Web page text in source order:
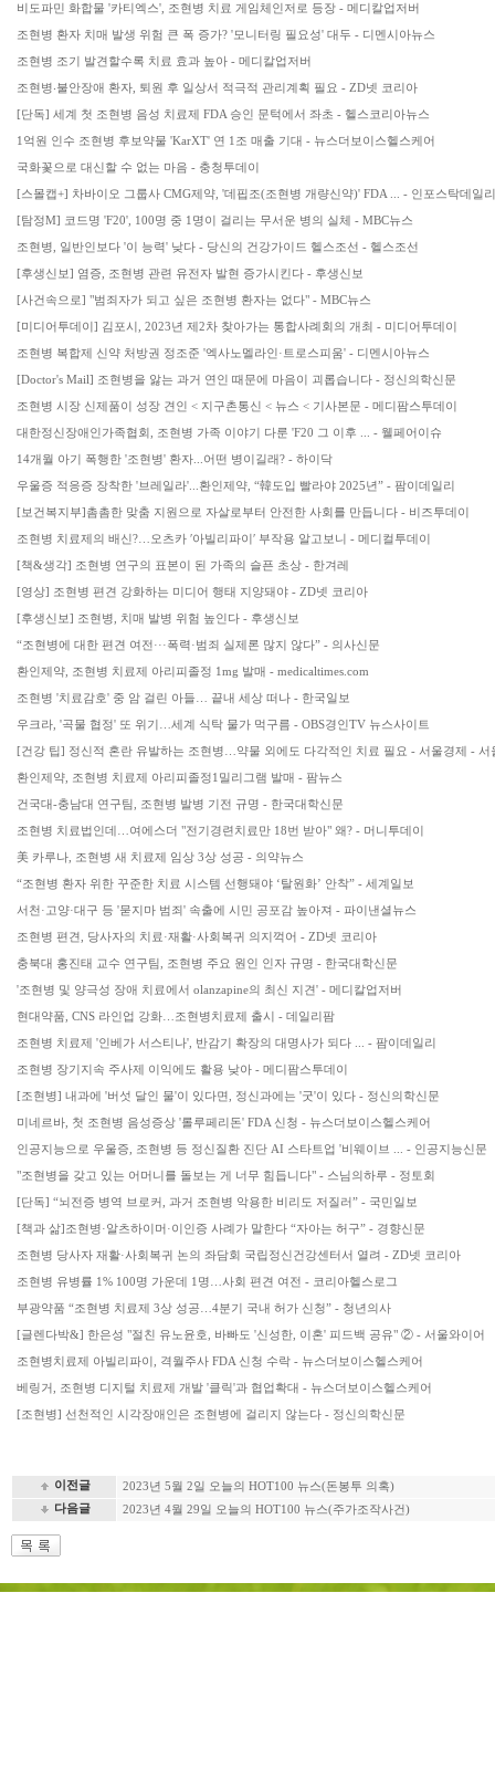
비도파민 화합물 '카티엑스', 조현병 치료 게임체인저로 등장 - 메디칼업저버
조현병 환자 치매 발생 위험 큰 폭 증가? '모니터링 필요성' 대두 - 디멘시아뉴스
조현병 조기 발견할수록 치료 효과 높아 - 메디칼업저버
조현병‧불안장애 환자, 퇴원 후 일상서 적극적 관리계획 필요 - ZD넷 코리아
[단독] 세계 첫 조현병 음성 치료제 FDA 승인 문턱에서 좌초 - 헬스코리아뉴스
1억원 인수 조현병 후보약물 'KarXT' 연 1조 매출 기대 - 뉴스더보이스헬스케어
국화꽃으로 대신할 수 없는 마음 - 충청투데이
[스몰캡+] 차바이오 그룹사 CMG제약, '데핍조(조현병 개량신약)' FDA ... - 인포스탁데일리
[탐정M] 코드명 'F20', 100명 중 1명이 걸리는 무서운 병의 실체 - MBC뉴스
조현병, 일반인보다 '이 능력' 낮다 - 당신의 건강가이드 헬스조선 - 헬스조선
[후생신보] 염증, 조현병 관련 유전자 발현 증가시킨다 - 후생신보
[사건속으로] "범죄자가 되고 싶은 조현병 환자는 없다" - MBC뉴스
[미디어투데이] 김포시, 2023년 제2차 찾아가는 통합사례회의 개최 - 미디어투데이
조현병 복합제 신약 처방권 정조준 '엑사노멜라인·트로스피움' - 디멘시아뉴스
[Doctor's Mail] 조현병을 앓는 과거 연인 때문에 마음이 괴롭습니다 - 정신의학신문
조현병 시장 신제품이 성장 견인 < 지구촌통신 < 뉴스 < 기사본문 - 메디팜스투데이
대한정신장애인가족협회, 조현병 가족 이야기 다룬 'F20 그 이후 ... - 웰페어이슈
14개월 아기 폭행한 '조현병' 환자...어떤 병이길래? - 하이닥
우울증 적응증 장착한 '브레일라'...환인제약, “韓도입 빨라야 2025년” - 팜이데일리
[보건복지부]촘촘한 맞춤 지원으로 자살로부터 안전한 사회를 만듭니다 - 비즈투데이
조현병 치료제의 배신?…오츠카 ′아빌리파이′ 부작용 알고보니 - 메디컬투데이
[책&생각] 조현병 연구의 표본이 된 가족의 슬픈 초상 - 한겨레
[영상] 조현병 편견 강화하는 미디어 행태 지양돼야 - ZD넷 코리아
[후생신보] 조현병, 치매 발병 위험 높인다 - 후생신보
“조현병에 대한 편견 여전···폭력·범죄 실제론 많지 않다” - 의사신문
환인제약, 조현병 치료제 아리피졸정 1mg 발매 - medicaltimes.com
조현병 '치료감호' 중 암 걸린 아들… 끝내 세상 떠나 - 한국일보
우크라, '곡물 협정' 또 위기…세계 식탁 물가 먹구름 - OBS경인TV 뉴스사이트
[건강 팁] 정신적 혼란 유발하는 조현병…약물 외에도 다각적인 치료 필요 - 서울경제 - 서
환인제약, 조현병 치료제 아리피졸정1밀리그램 발매 - 팜뉴스
건국대-충남대 연구팀, 조현병 발병 기전 규명 - 한국대학신문
조현병 치료법인데…여에스더 "전기경련치료만 18번 받아" 왜? - 머니투데이
美 카루나, 조현병 새 치료제 임상 3상 성공 - 의약뉴스
“조현병 환자 위한 꾸준한 치료 시스템 선행돼야 ‘탈원화’ 안착” - 세계일보
서천·고양·대구 등 '묻지마 범죄' 속출에 시민 공포감 높아져 - 파이낸셜뉴스
조현병 편견, 당사자의 치료·재활·사회복귀 의지꺽어 - ZD넷 코리아
충북대 홍진태 교수 연구팀, 조현병 주요 원인 인자 규명 - 한국대학신문
'조현병 및 양극성 장애 치료에서 olanzapine의 최신 지견' - 메디칼업저버
현대약품, CNS 라인업 강화…조현병치료제 출시 - 데일리팜
조현병 치료제 '인베가 서스티나', 반감기 확장의 대명사가 되다 ... - 팜이데일리
조현병 장기지속 주사제 이익에도 활용 낮아 - 메디팜스투데이
[조현병] 내과에 '버섯 달인 물'이 있다면, 정신과에는 '굿'이 있다 - 정신의학신문
미네르바, 첫 조현병 음성증상 '롤루페리돈' FDA 신청 - 뉴스더보이스헬스케어
인공지능으로 우울증, 조현병 등 정신질환 진단 AI 스타트업 '비웨이브 ... - 인공지능신문
"조현병을 갖고 있는 어머니를 돌보는 게 너무 힘듭니다" - 스님의하루 - 정토회
[단독] “뇌전증 병역 브로커, 과거 조현병 악용한 비리도 저질러” - 국민일보
[책과 삶]조현병·알츠하이머·이인증 사례가 말한다 “자아는 허구” - 경향신문
조현병 당사자 재활·사회복귀 논의 좌담회 국립정신건강센터서 열려 - ZD넷 코리아
조현병 유병률 1% 100명 가운데 1명…사회 편견 여전 - 코리아헬스로그
부광약품 “조현병 치료제 3상 성공…4분기 국내 허가 신청” - 청년의사
[글렌다박&] 한은성 "절친 유노윤호, 바빠도 '신성한, 이혼' 피드백 공유" ② - 서울와이어
조현병치료제 아빌리파이, 격월주사 FDA 신청 수락 - 뉴스더보이스헬스케어
베링거, 조현병 디지털 치료제 개발 '클릭'과 협업확대 - 뉴스더보이스헬스케어
[조현병] 선천적인 시각장애인은 조현병에 걸리지 않는다 - 정신의학신문
이전글
2023년 5월 2일 오늘의 HOT100 뉴스(돈봉투 의혹)
다음글
2023년 4월 29일 오늘의 HOT100 뉴스(주가조작사건)